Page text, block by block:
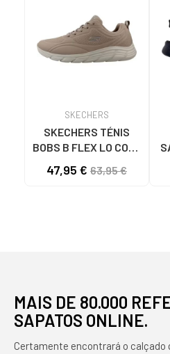
SKECHERS
SKECHERS TÉNIS
BOBS B FLEX LO COOL
BEIGE
47,95 € 63,95 €
MAIS DE 80.000
SAPATOS ONLINE.
Certamente encontrará o calçado